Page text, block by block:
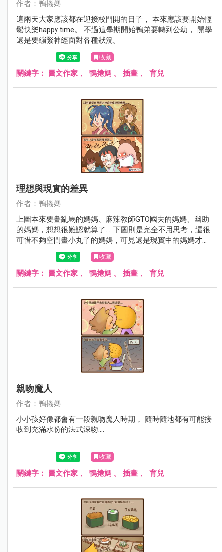
作者：鴨捲媽
這兩天大家應該都在迎接校門開的日子， 本來應該要開始輕
鬆快樂happy time。 不過這學期開始鴨弟要轉到公幼， 開學
還是要繃緊神經面對各種狀況。
收藏
關鍵字： 圖文作家 、 鴨捲媽 、 插畫 、 育兒
理想與現實的差異
作者：鴨捲媽
上圖本來要畫亂馬的媽媽、麻辣教師GTO國夫的媽媽、幽助
的媽媽，想想很難認就算了.... 下圖則是完全不用思考，還很
可惜不夠空間畫小丸子的媽媽，可見還是現實中的媽媽才深
收藏
關鍵字： 圖文作家 、 鴨捲媽 、 插畫 、 育兒
親吻魔人
作者：鴨捲媽
小小孩好像都會有一段親吻魔人時期， 隨時隨地都有可能接
收到充滿水份的法式深吻....
收藏
關鍵字： 圖文作家 、 鴨捲媽 、 插畫 、 育兒